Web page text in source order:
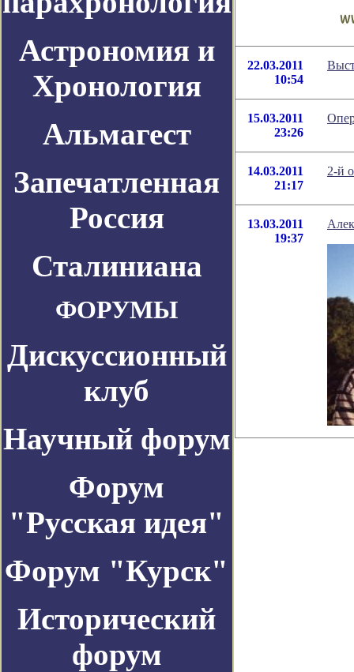
Астрономия и
Хронология
Альмагест
Запечатленная
Россия
Сталиниана
ФОРУМЫ
Дискуссионный
клуб
Научный форум
Форум
"Русская идея"
Форум "Курск"
Исторический
форум
22.03.2011
10:54
15.03.2011
23:26
14.03.2011
21:17
2-й
13.03.2011
19:37